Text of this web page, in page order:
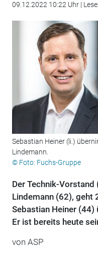
09.12.2022 10:22 Uhr |
Sebastian Heiner (li.)
Lindemann.
© Foto: Fuchs-Gruppe
Der Technik-Vorstand
Lindemann (62), geht
Sebastian Heiner
Er ist bereits heute
von ASP